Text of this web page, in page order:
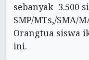
sebanyak 3.500
SMP/MTs,/SMA/
Orangtua siswa
ini.